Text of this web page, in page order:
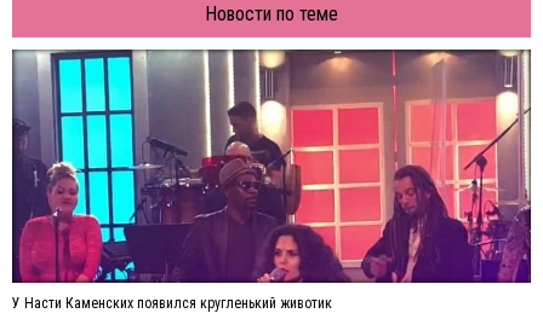
Новости по теме
У Насти Каменских появился кругленький животик